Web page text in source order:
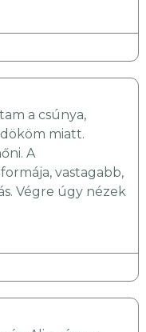
a csúnya,
miatt.
A
vastagabb,
Végre úgy nézek